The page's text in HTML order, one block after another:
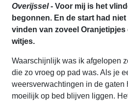
Overijssel- Voor mij is het
begonnen. En de start had
vinden van zoveel
witjes.
Waarschijnlijk was ik afgelopen
die zo vroeg op pad was. Als je
weersverwachtingen in de gaten
moeilijk op bed blijven liggen.